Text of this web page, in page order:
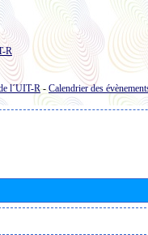
R
l´UIT-R- Calendrier des